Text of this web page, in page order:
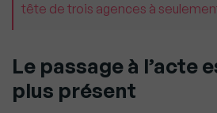
tête de trois agences à
Le passage à l’acte
plus présent